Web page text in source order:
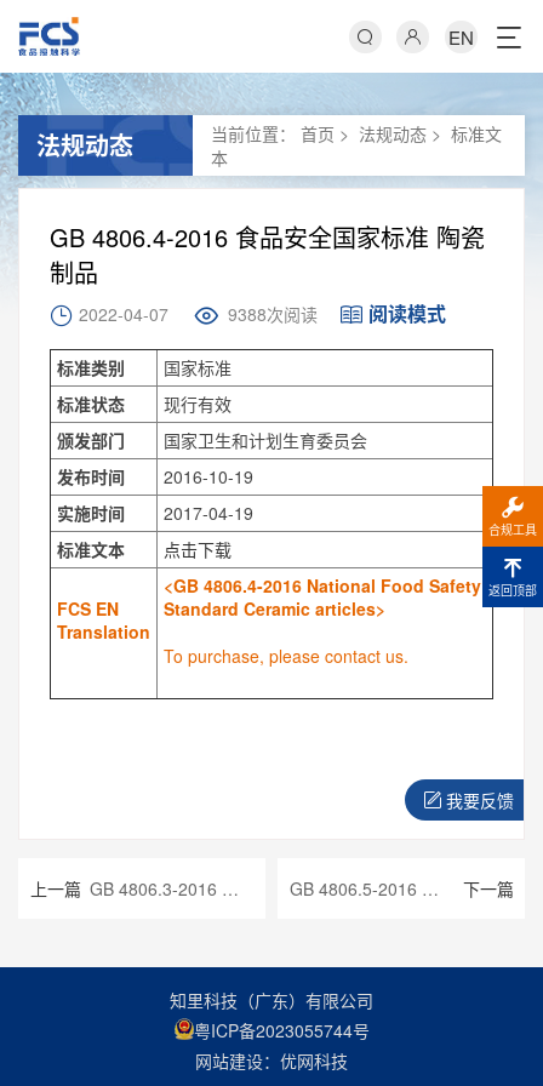
EN
法规动态 当前位置：首页 > 法规动态 >标准文
本
GB 4806.4-2016 食品安全国家标准 陶瓷
制品
2022-04-07 9388次阅读 阅读模式
标准类别
国家标准
标准状态
现行有效
颁发部门
国家卫生和计划生育委员会
发布时间
2016-10-19
实施时间
2017-04-19
标准文本
点击下载
FCS EN
Translation
<GB 4806.4-2016 National Food Safety
Standard Ceramic articles>
To purchase, please contact us.
我要反馈
上一篇 GB 4806.3-2016 食品安全国家标准 搪瓷制品 GB 4806.5-2016 食品安全国家标准 玻璃制品 下一篇
知里科技（广东）有限公司
粤ICP备2023055744号
网站建设：优网科技
合规工具
返回顶部